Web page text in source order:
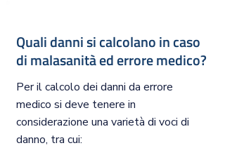
Quali danni si calcolano in caso
di malasanità ed errore medico?
Per il calcolo dei danni da errore
medico si deve tenere in
considerazione una varietà di voci di
danno, tra cui: